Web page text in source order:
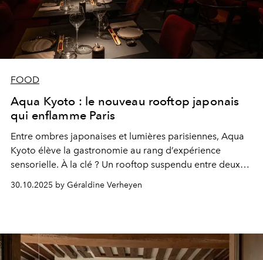
FOOD
Aqua Kyoto : le nouveau rooftop japonais
qui enflamme Paris
Entre ombres japonaises et lumières parisiennes, Aqua
Kyoto élève la gastronomie au rang d’expérience
sensorielle. À la clé ? Un rooftop suspendu entre deux
redescendre.
30.10.2025 by Géraldine Verheyen